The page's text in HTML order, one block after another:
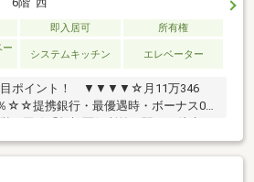
即入居可
所有権
ー
システムキッチン エレベーター
イント！ ▼▼▼▼☆月11万346
☆☆提携銀行・最優遇時・ボーナス0
「大山」駅も徒歩10分で利用可能◆仲
ピーロード商店街が生活圏◆6階部分
収納たっぷり◆内装は新規リノベー